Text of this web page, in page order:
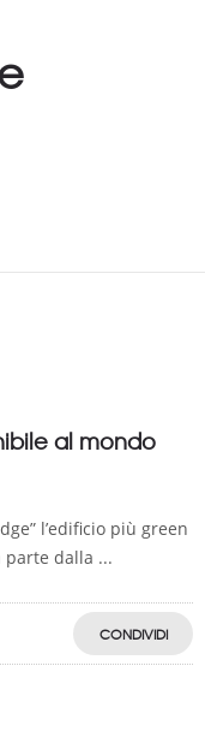
al mondo
l’edificio più green
parte dalla ...
CONDIVIDI